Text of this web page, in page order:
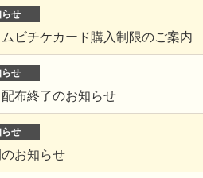
せ
ムビチケカード購入制限のご案内
せ
布終了のお知らせ
せ
お知らせ